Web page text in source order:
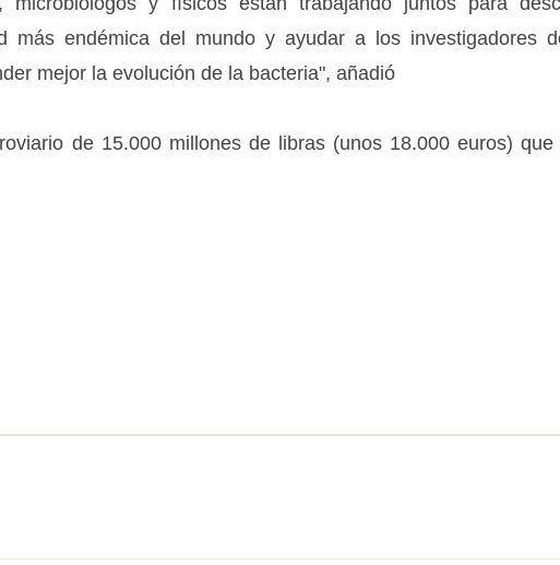
más endémica del mundo y ayudar a los investigadores
mejor la evolución de la bacteria", añadió
de 15.000 millones de libras (unos 18.000 euros)